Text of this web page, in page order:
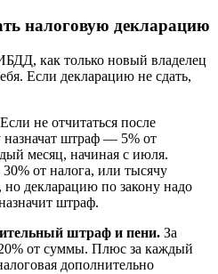
налоговую декларацию
как только новый владелец
Если декларацию не сдать,
Если не отчитаться после
штраф — 5% от
месяц, начиная с июля.
от налога, или тысячу
декларацию по закону надо
штраф.
штраф и пени. За
от суммы. Плюс за каждый
дополнительно